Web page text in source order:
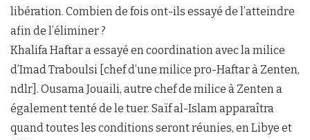
libération. Combien de fois ont-ils essayé de l’atteindre
afin de l’éliminer ?
Khalifa Haftar a essayé en coordination avec la milice
d’Imad Traboulsi [chef d’une milice pro-Haftar à Zenten,
ndlr]. Ousama Jouaili, autre chef de milice à Zenten a
également tenté de le tuer. Saïf al-Islam apparaîtra
quand toutes les conditions seront réunies, en Libye et